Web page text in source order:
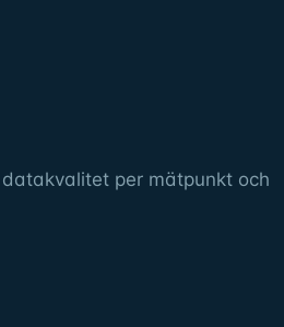
per mätpunkt och